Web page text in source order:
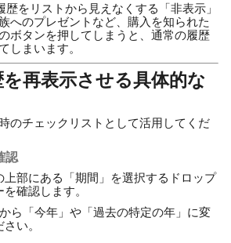
をリストから見えなくする「非表示」
へのプレゼントなど、購入を知られた
ボタンを押してしまうと、通常の履歴
しまいます。
再表示させる具体的な
のチェックリストとして活用してくだ
認
上部にある「期間」を選択するドロップ
確認します。
から「今年」や「過去の特定の年」に変
い。